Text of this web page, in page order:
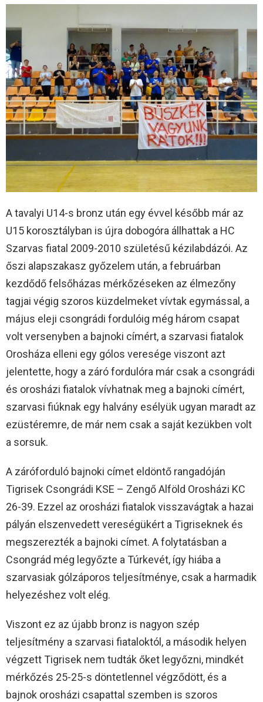
A tavalyi U14-s bronz után egy évvel később már az
U15 korosztályban is újra dobogóra állhattak a HC
Szarvas fiatal 2009-2010 születésű kézilabdázói. Az
őszi alapszakasz győzelem után, a februárban
kezdődő felsőházas mérkőzéseken az élmezőny
tagjai végig szoros küzdelmeket vívtak egymással, a
május eleji csongrádi fordulóig még három csapat
volt versenyben a bajnoki címért, a szarvasi fiatalok
Orosháza elleni egy gólos veresége viszont azt
jelentette, hogy a záró fordulóra már csak a csongrádi
és orosházi fiatalok vívhatnak meg a bajnoki címért,
szarvasi fiúknak egy halvány esélyük ugyan maradt az
ezüstéremre, de már nem csak a saját kezükben volt
a sorsuk.
A záróforduló bajnoki címet eldöntő rangadóján
Tigrisek Csongrádi KSE – Zengő Alföld Orosházi KC
26-39. Ezzel az orosházi fiatalok visszavágtak a hazai
pályán elszenvedett vereségükért a Tigriseknek és
megszerezték a bajnoki címet. A folytatásban a
Csongrád még legyőzte a Túrkevét, így hiába a
szarvasiak gólzáporos teljesítménye, csak a harmadik
helyezéshez volt elég.
Viszont ez az újabb bronz is nagyon szép
teljesítmény a szarvasi fiataloktól, a második helyen
végzett Tigrisek nem tudták őket legyőzni, mindkét
mérkőzés 25-25-s döntetlennel végződött, és a
bajnok orosházi csapattal szemben is szoros